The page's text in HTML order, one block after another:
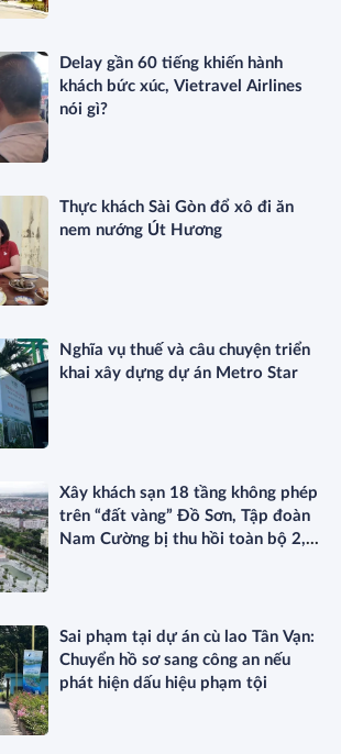
Delay gần 60 tiếng khiến hành
khách bức xúc, Vietravel Airlines
nói gì?
Thực khách Sài Gòn đổ xô đi ăn
nem nướng Út Hương
Nghĩa vụ thuế và câu chuyện triển
khai xây dựng dự án Metro Star
Xây khách sạn 18 tầng không phép
trên “đất vàng” Đồ Sơn, Tập đoàn
Nam Cường bị thu hồi toàn bộ 2,5
Sai phạm tại dự án cù lao Tân Vạn:
Chuyển hồ sơ sang công an nếu
phát hiện dấu hiệu phạm tội